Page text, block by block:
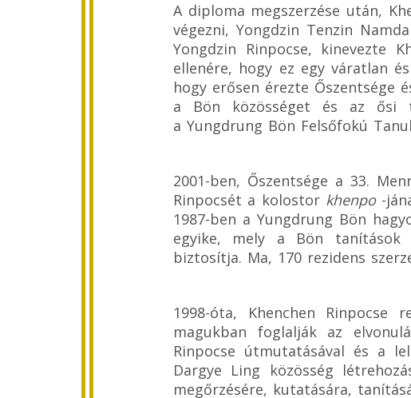
A diploma megszerzése után,
végezni, Yongdzin Tenzin
Yongdzin Rinpocse, kinevezte
ellenére, hogy ez egy váratlan
hogy erősen érezte Őszentsége
a Bön közösséget és az ősi
a Yungdrung Bön Felsőfokú
2001-ben, Őszentsége a 33.
Rinpocsét a kolostor khenpo-
1987-ben a Yungdrung Bön
egyike, mely a Bön tanítások
biztosítja. Ma, 170 rezidens
1998-óta, Khenchen
magukban foglalják az
Rinpocse útmutatásával és a
Dargye Ling közösség
megőrzésére, kutatására,